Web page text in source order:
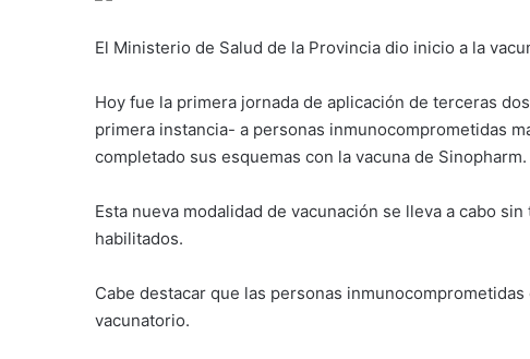
El Ministerio de Salud de la Provincia dio inicio a la
Hoy fue la primera jornada de aplicación de terceras
primera instancia- a personas inmunocomprometidas
completado sus esquemas con la vacuna de Sinopharm.
Esta nueva modalidad de vacunación se lleva a cabo
habilitados.
Cabe destacar que las personas
vacunatorio.